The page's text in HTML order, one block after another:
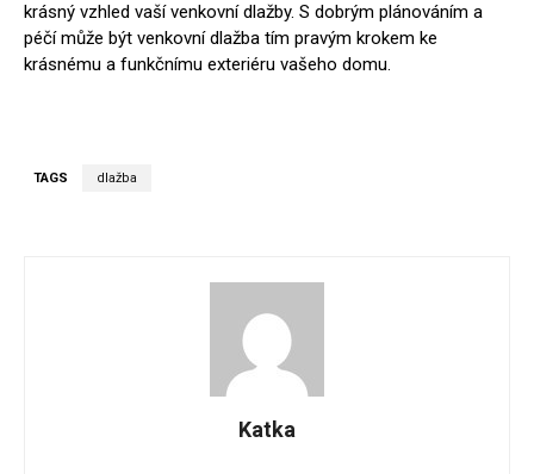
krásný vzhled vaší venkovní dlažby. S dobrým plánováním a
péčí může být venkovní dlažba tím pravým krokem ke
krásnému a funkčnímu exteriéru vašeho domu.
TAGS dlažba
Katka